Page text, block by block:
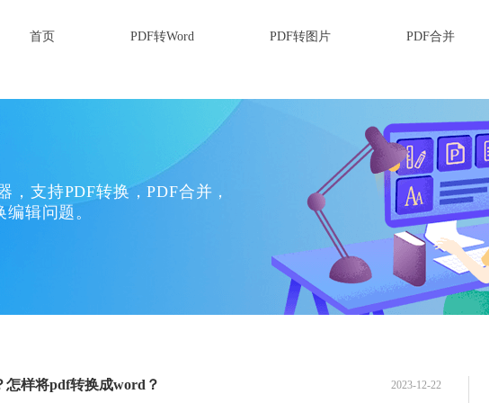
首页 PDF转Word PDF转图片 PDF合并
，支持PDF转换，PDF合并，
辑问题。
样将pdf转换成word？ 2023-12-22